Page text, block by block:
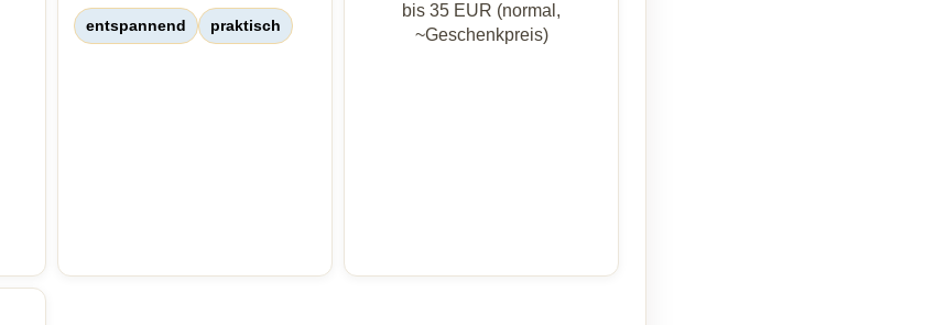
entspannend praktisch
bis 35 EUR (normal,
~Geschenkpreis)